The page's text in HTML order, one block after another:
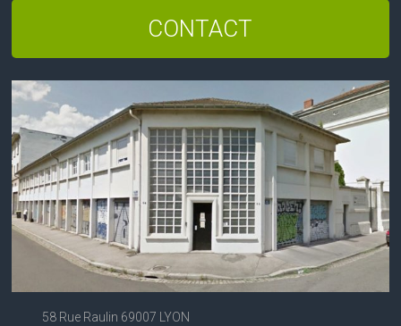
CONTACT
58 Rue Raulin 69007 LYON